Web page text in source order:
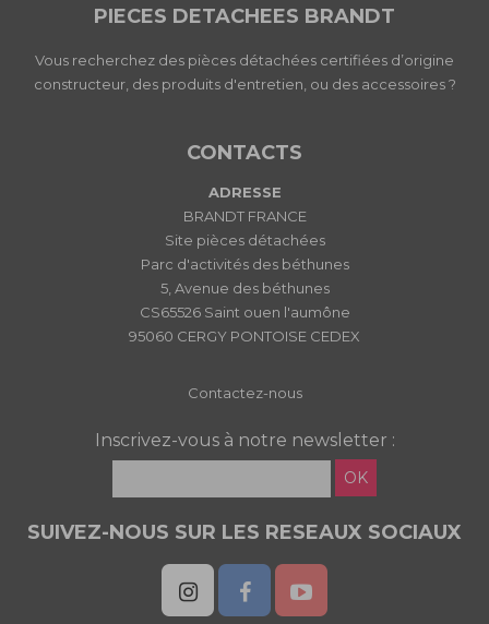
PIECES DETACHEES BRANDT
Vous recherchez des pièces détachées certifiées d’origine
constructeur, des produits d'entretien, ou des accessoires ?
CONTACTS
ADRESSE
BRANDT FRANCE
Site pièces détachées
Parc d'activités des béthunes
5, Avenue des béthunes
CS65526 Saint ouen l'aumône
95060 CERGY PONTOISE CEDEX
Contactez-nous
Inscrivez-vous à notre newsletter :
OK
SUIVEZ-NOUS SUR LES RESEAUX SOCIAUX